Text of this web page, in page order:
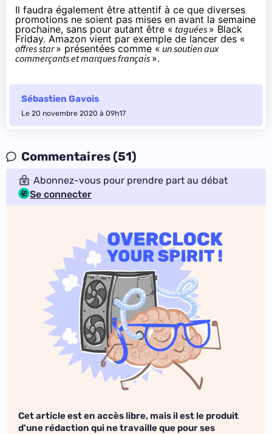
Il faudra également être attentif à ce que diverses
promotions ne soient pas mises en avant la semaine
prochaine, sans pour autant être « taguées » Black
Friday. Amazon vient par exemple de lancer des «
offres star » présentées comme « un soutien aux
commerçants et marques français ».
Sébastien Gavois
Le 20 novembre 2020 à 09h17
Commentaires (51)
Abonnez-vous pour prendre part au débat
Se connecter
Cet article est en accès libre, mais il est le produit
d'une rédaction qui ne travaille que pour ses